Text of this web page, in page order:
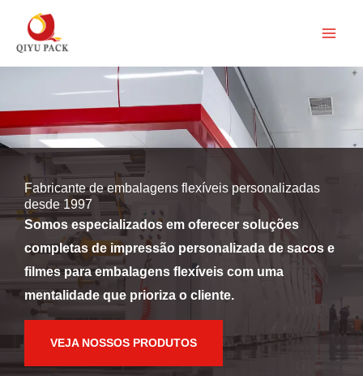
Fabricante de embalagens flexíveis personalizadas
desde 1997
Somos especializados em oferecer soluções
completas de impressão personalizada de sacos e
filmes para embalagens flexíveis com uma
mentalidade que prioriza o cliente.
VEJA NOSSOS PRODUTOS